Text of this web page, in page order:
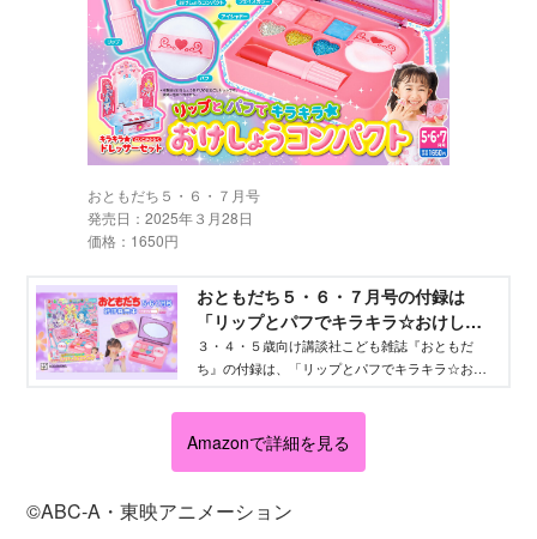
おともだち５・６・７月号
発売日：2025年３月28日
価格：1650円
おともだち５・６・７月号の付録は
「リップとパフでキラキラ☆おけしょ
うコンパクト」！ - Aneひめ.net｜講談
社
３・４・５歳向け講談社こども雑誌『おともだ
ち』の付録は、「リップとパフでキラキラ☆おけ
Amazonで詳細を見る
©ABC‐A・東映アニメーション